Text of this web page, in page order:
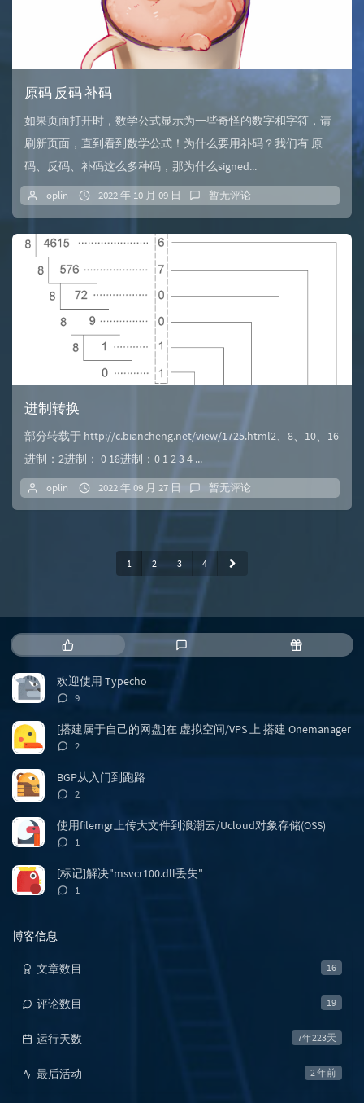
原码 反码 补码
如果页面打开时，数学公式显示为一些奇怪的数字和字符，请
刷新页面，直到看到数学公式！为什么要用补码？我们有 原
码、反码、补码这么多种码，那为什么signed...
oplin 2022 年 10 月 09 日 暂无评论
进制转换
部分转载于 http://c.biancheng.net/view/1725.html2、8、10、16
进制：2进制： 0 18进制：0 1 2 3 4 ...
oplin 2022 年 09 月 27 日 暂无评论
1 2 3 4
热
门
文
章
新
随
机
欢迎使用 Typecho
评
数：
9
[搭建属于自己的网盘]在 虚拟空间/VPS 上 搭建 Onemanager
评
数：
2
BGP从入门到跑路
评
数：
2
使用filemgr上传大文件到浪潮云/Ucloud对象存储(OSS)
评
数：
1
[标记]解决"msvcr100.dll丢失"
评1
博客信息
16
文章数目
19
评论数目
7年223天
运行天数
2 年前
最后活动